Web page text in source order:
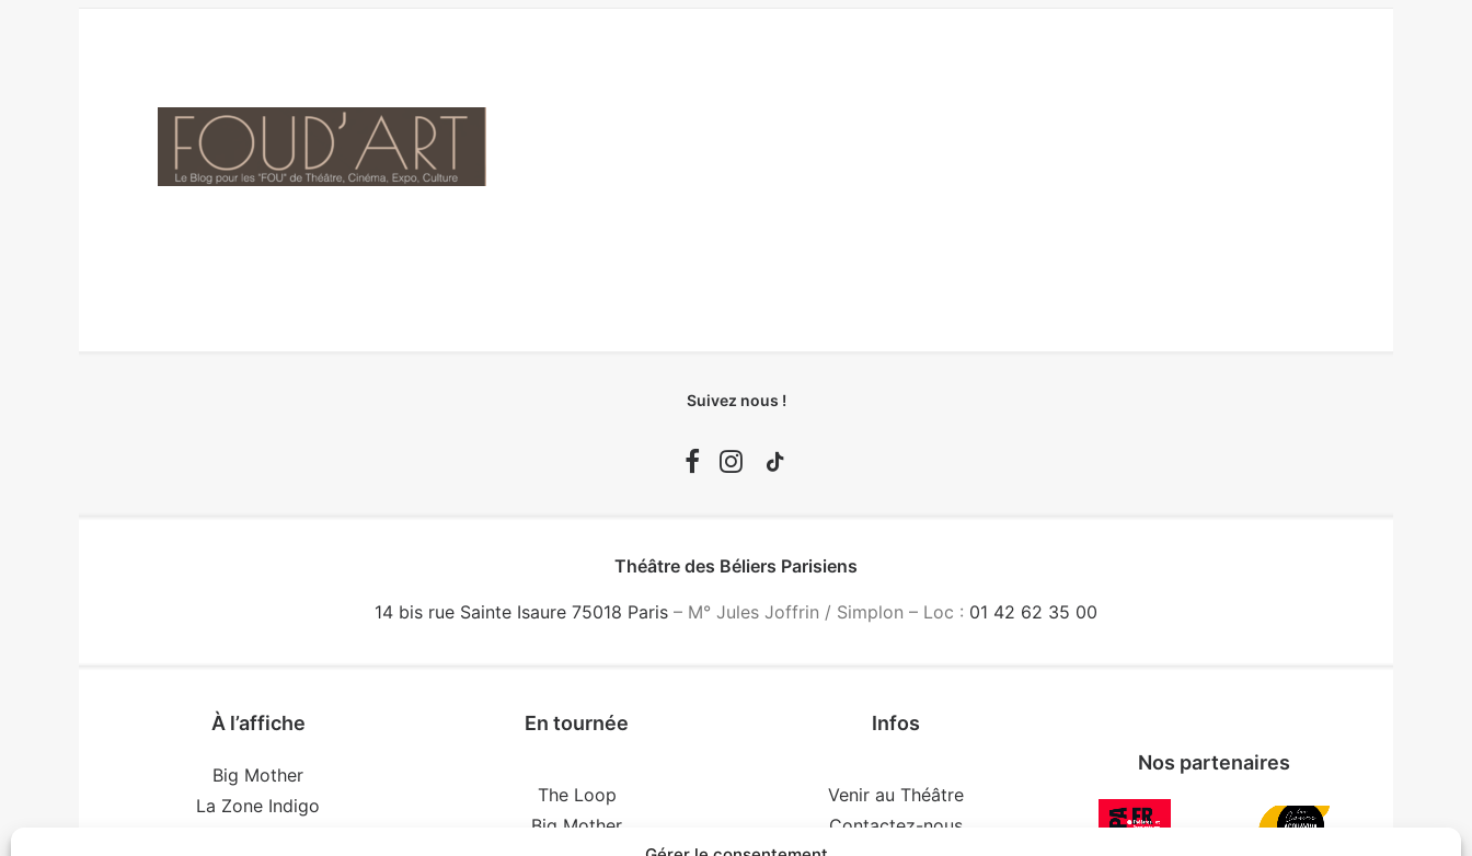
Suivez nous !
Théâtre des Béliers Parisiens
14 bis rue Sainte Isaure 75018 Paris – M° Jules Joffrin / Simplon – Loc : 01 42 62 35 00
À l’affiche
Big Mother
La Zone Indigo
En tournée
The Loop
Big Mother
Infos
Venir au Théâtre
Contactez-nous
Nos partenaires